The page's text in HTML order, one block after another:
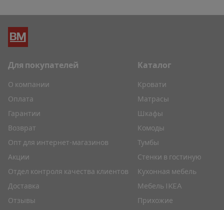
Каталог
Кровати
Матрасы
Шкафы
Комоды
Тумбы
Стенки в гостиную
Кухонная мебель
Мебель IKEA
Прихожие
Для покупателей
О компании
Оплата
Гарантии
Возврат
Опт для интернет-магазинов
Акции
Отдел контроля качества клиентов
Доставка
Отзывы